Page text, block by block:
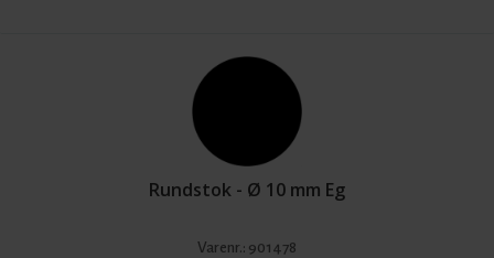
Rundstok - Ø 10 mm Eg
Varenr.: 901478